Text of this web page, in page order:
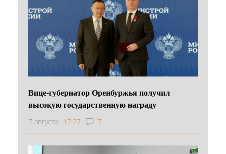
Вице-губернатор Оренбуржья получил
высокую государственную награду
7 августа 17:27 7